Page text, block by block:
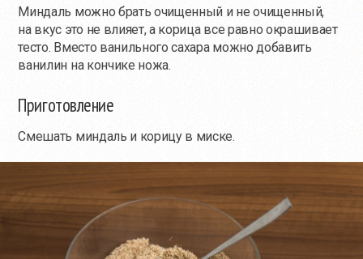
Миндаль можно брать очищенный и не очищенный,
на вкус это не влияет, а корица все равно окрашивает
тесто. Вместо ванильного сахара можно добавить
ванилин на кончике ножа.
Приготовление
Смешать миндаль и корицу в миске.